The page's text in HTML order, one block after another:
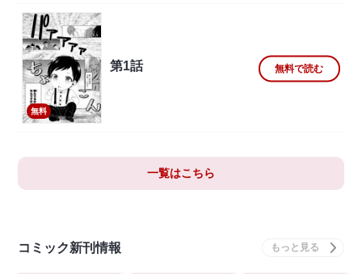
無料
第1話 無料で読む
一覧はこちら
コミック新刊情報